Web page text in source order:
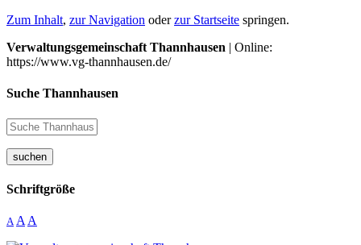
Zum Inhalt, zur Navigation oderzur Startseite springen.
Verwaltungsgemeinschaft Thannhausen | Online:
https://www.vg-thannhausen.de/
Suche Thannhausen
suchen
Schriftgröße
A A A